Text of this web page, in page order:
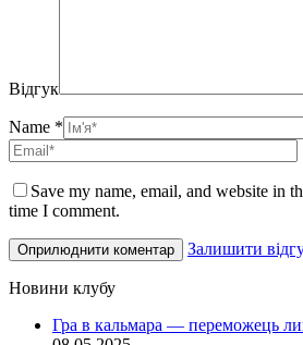
Відгук
Name *
Save my name, email, and website in
time I comment.
Залишити
Новини клубу
Гра в кальмара — переможець